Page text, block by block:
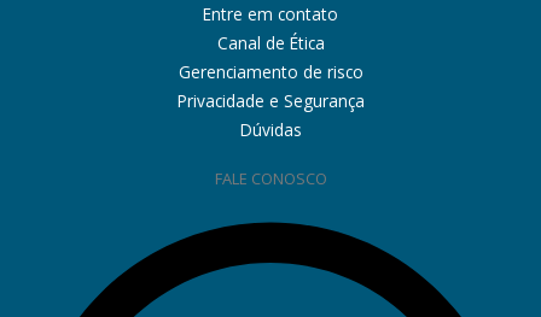
Entre em contato
Canal de Ética
Gerenciamento de risco
Privacidade e Segurança
Dúvidas
FALE CONOSCO